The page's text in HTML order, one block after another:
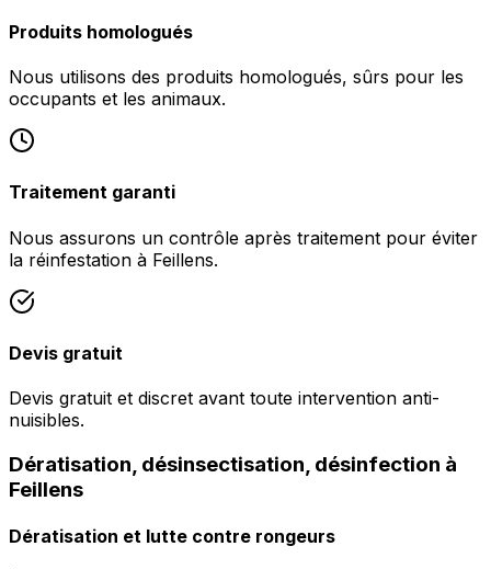
Produits homologués
Nous utilisons des produits homologués, sûrs pour les
occupants et les animaux.
Traitement garanti
Nous assurons un contrôle après traitement pour éviter
la réinfestation à Feillens.
Devis gratuit
Devis gratuit et discret avant toute intervention anti-
nuisibles.
Dératisation, désinsectisation, désinfection à
Feillens
Dératisation et lutte contre rongeurs